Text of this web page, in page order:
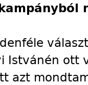
Istvánén ott
azt